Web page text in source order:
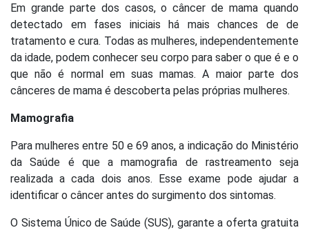
Em grande parte dos casos, o câncer de mama quando
detectado em fases iniciais há mais chances de de
tratamento e cura. Todas as mulheres, independentemente
da idade, podem conhecer seu corpo para saber o que é e o
que não é normal em suas mamas. A maior parte dos
cânceres de mama é descoberta pelas próprias mulheres.
Mamografia
Para mulheres entre 50 e 69 anos, a indicação do Ministério
da Saúde é que a mamografia de rastreamento seja
realizada a cada dois anos. Esse exame pode ajudar a
identificar o câncer antes do surgimento dos sintomas.
O Sistema Único de Saúde (SUS), garante a oferta gratuita